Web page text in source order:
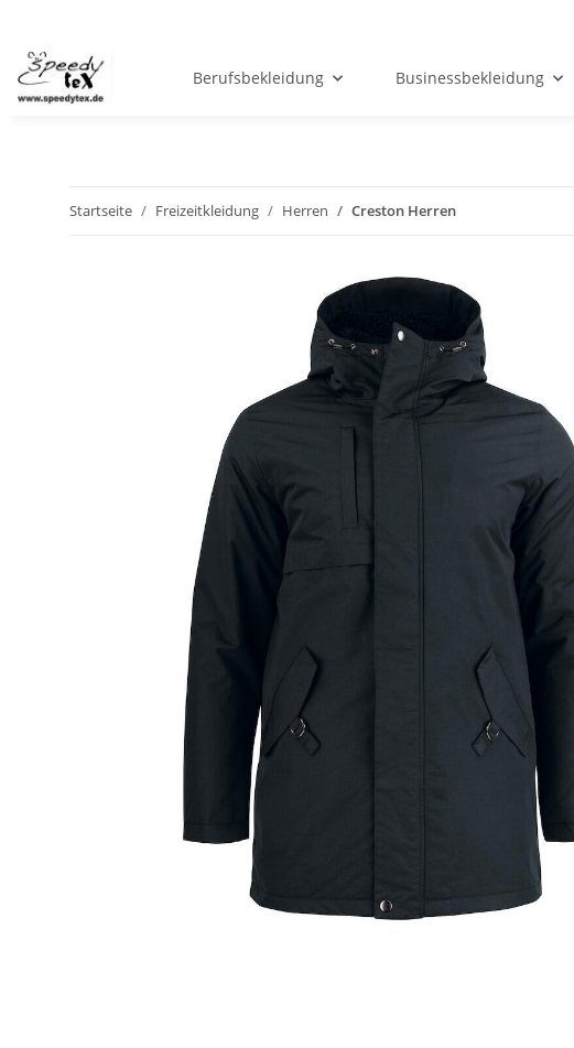
Berufsbekleidung Businessbekleidung
Startseite Freizeitkleidung Herren Creston Herren